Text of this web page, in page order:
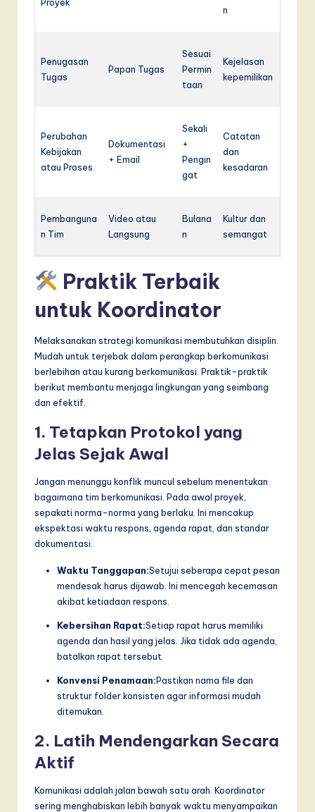
n
Penugasan
Tugas
Papan Tugas
Sesuai
Permin
taan
Kejelasan
kepemilikan
Perubahan
Kebijakan
atau Proses
Dokumentasi
+ Email
Sekali
+
Pengin
gat
Catatan
dan
kesadaran
Pembanguna
n Tim
Video atau
Langsung
Bulana
n
Kultur dan
semangat
Praktik Terbaik
untuk Koordinator
Melaksanakan strategi komunikasi membutuhkan disiplin.
Mudah untuk terjebak dalam perangkap berkomunikasi
berlebihan atau kurang berkomunikasi. Praktik-praktik
berikut membantu menjaga lingkungan yang seimbang
dan efektif.
1. Tetapkan Protokol yang
Jelas Sejak Awal
Jangan menunggu konflik muncul sebelum menentukan
bagaimana tim berkomunikasi. Pada awal proyek,
sepakati norma-norma yang berlaku. Ini mencakup
ekspektasi waktu respons, agenda rapat, dan standar
dokumentasi.
Waktu Tanggapan:Setujui seberapa cepat pesan
mendesak harus dijawab. Ini mencegah kecemasan
akibat ketiadaan respons.
Kebersihan Rapat:Setiap rapat harus memiliki
agenda dan hasil yang jelas. Jika tidak ada agenda,
batalkan rapat tersebut.
Konvensi Penamaan:Pastikan nama file dan
struktur folder konsisten agar informasi mudah
ditemukan.
2. Latih Mendengarkan Secara
Aktif
Komunikasi adalah jalan bawah satu arah. Koordinator
sering menghabiskan lebih banyak waktu menyampaikan